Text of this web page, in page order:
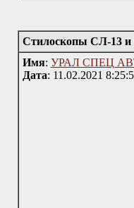
Стилоскопы СЛ-13 и
Имя: УРАЛ СПЕЦ
Дата: 11.02.2021